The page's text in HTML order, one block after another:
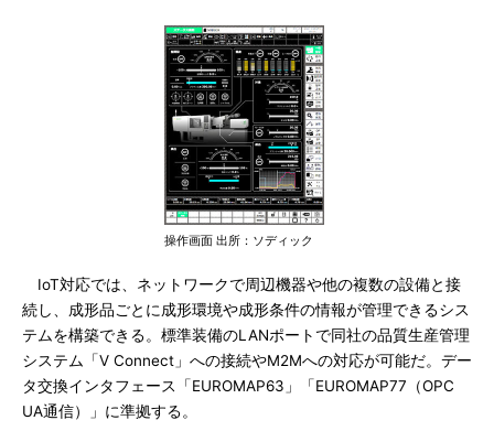
操作画面 出所：ソディック
IoT対応では、ネットワークで周辺機器や他の複数の設備と接
続し、成形品ごとに成形環境や成形条件の情報が管理できるシス
テムを構築できる。標準装備のLANポートで同社の品質生産管理
システム「V Connect」への接続やM2Mへの対応が可能だ。デー
タ交換インタフェース「EUROMAP63」「EUROMAP77（OPC
UA通信）」に準拠する。